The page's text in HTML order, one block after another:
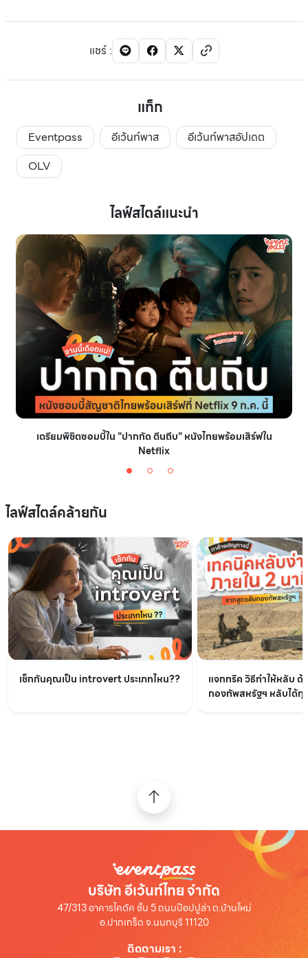
แชร์:
แท็ก
Eventpass อีเว้นท์พาส
อีเว้นท์พาสอัปเดต
OLV
ไลฟ์สไตล์แนะนำ
เตรียมพิชิตซอมบี้ใน "ปากกัด ตีนถีบ" หนังไทยพร้อมเสิร์ฟใน
Netflix
ไลฟ์สไตล์คล้ายกัน
เช็กกันคุณเป็น introvert ประเภทไหน??
แจกทริค วิธีทำให้หลับ
กองทัพสหรัฐฯ หลับได้ทุ
บริษัท อีเว้นท์ไทย จำกัด
47/313 อาคารไคตัค ชั้น 5 ถนนป๊อปปูล่า ต.บ้านใหม่
อ.ปากเกร็ด จ.นนทบุรี 11120
ติดตามเรา :